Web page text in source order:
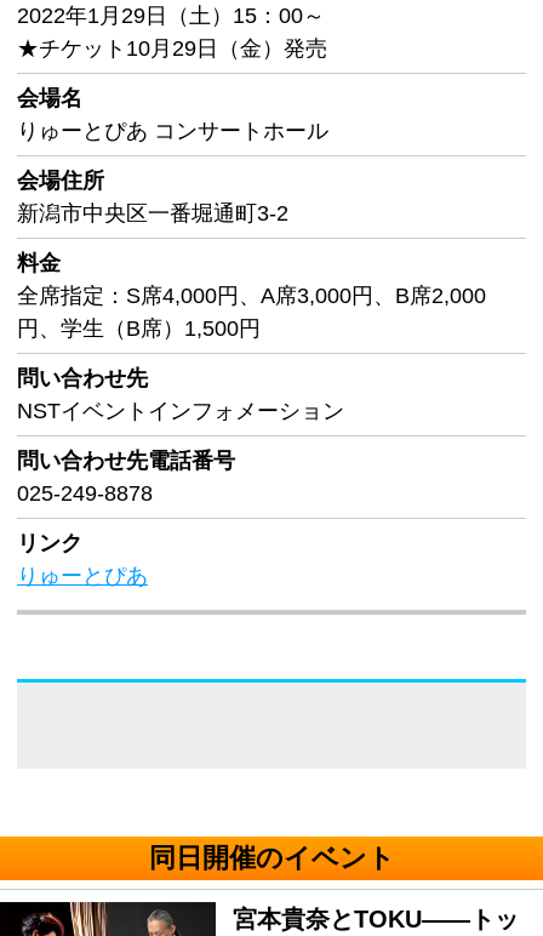
2022年1月29日（土）15：00～
★チケット10月29日（金）発売
会場名
りゅーとぴあ コンサートホール
会場住所
新潟市中央区一番堀通町3-2
料金
全席指定：S席4,000円、A席3,000円、B席2,000
円、学生（B席）1,500円
問い合わせ先
NSTイベントインフォメーション
問い合わせ先電話番号
025-249-8878
リンク
りゅーとぴあ
同日開催のイベント
宮本貴奈とTOKU――トッ